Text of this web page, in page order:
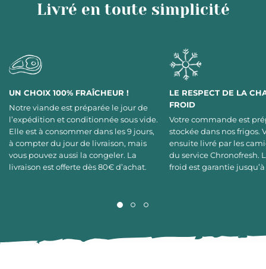
Livré en toute simplicité
UN CHOIX 100% FRAÎCHEUR !
Notre viande est préparée le jour de
l’expédition et conditionnée sous vide.
Elle est à consommer dans les 9 jours,
à compter du jour de livraison, mais
vous pouvez aussi la congeler. La
livraison est offerte dès 80€ d’achat.
LE RESPECT DE LA
FROID
Votre commande est
stockée dans nos frigos.
ensuite livré par les
du service Chronofresh.
froid est garantie